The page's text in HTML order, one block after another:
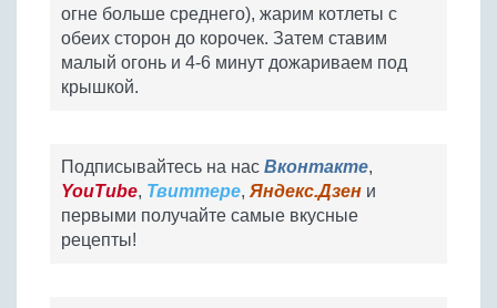
огне больше среднего), жарим котлеты с
обеих сторон до корочек. Затем ставим
малый огонь и 4-6 минут дожариваем под
крышкой.
Подписывайтесь на нас Вконтакте,
YouTube, Твиттере, Яндекс.Дзен и
первыми получайте самые вкусные
рецепты!